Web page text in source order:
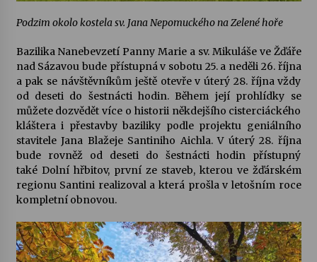
Podzim okolo kostela sv. Jana Nepomuckého na Zelené hoře
Bazilika Nanebevzetí Panny Marie a sv. Mikuláševe Žďáře
nad Sázavou bude přístupná v sobotu 25. a neděli 26. října
a pak se návštěvníkům ještě otevře v úterý 28. října vždy
od deseti do šestnácti hodin. Během její prohlídky se
můžete dozvědět více o historii někdejšího cisterciáckého
kláštera i přestavby baziliky podle projektu geniálního
stavitele Jana Blažeje Santiniho Aichla. V úterý 28. října
bude rovněž od deseti do šestnácti hodin přístupný
také Dolní hřbitov, první ze staveb, kterou ve žďárském
regionu Santini realizoval a která prošla v letošním roce
kompletní obnovou.